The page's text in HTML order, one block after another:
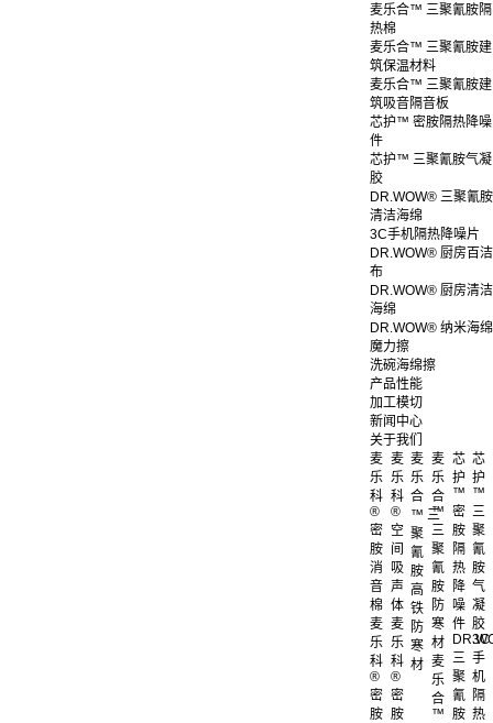
麦乐合™ 三聚氰胺隔
热棉
麦乐合™ 三聚氰胺建
筑保温材料
麦乐合™ 三聚氰胺建
筑吸音隔音板
芯护™ 密胺隔热降噪
件
芯护™ 三聚氰胺气凝
胶
DR.WOW® 三聚氰胺
清洁海绵
3C手机隔热降噪片
DR.WOW® 厨房百洁
布
DR.WOW® 厨房清洁
海绵
DR.WOW® 纳米海绵
魔力擦
洗碗海绵擦
产品性能
加工模切
新闻中心
关于我们
麦
乐
科
®
密
胺
消
音
棉
麦
乐
科
®
空
间
吸
声
体
麦
乐
科
®
密
胺
麦
乐
科
®
密
胺
麦
乐
合
™ 三
聚
氰
胺
高
铁
防
寒
材
麦
乐
合
™
三
聚
氰
胺
防
寒
材
麦
乐
合
™
芯
护
™
密
胺
隔
热
降
噪
件
芯
护
™
三
聚
氰
胺
气
凝
胶
三
聚
氰
胺
3C
手
机
隔
热